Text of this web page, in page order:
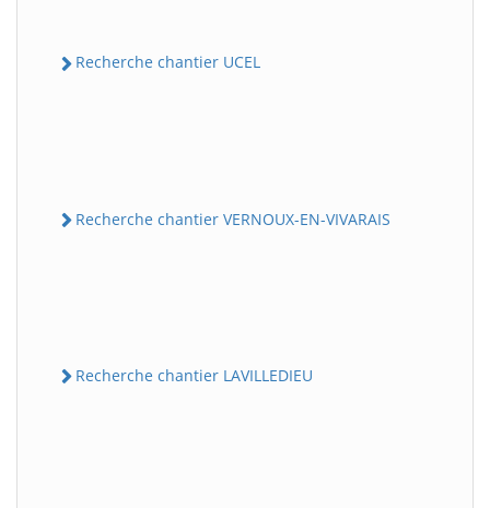
Recherche chantier UCEL
Recherche chantier VERNOUX-EN-VIVARAIS
Recherche chantier LAVILLEDIEU